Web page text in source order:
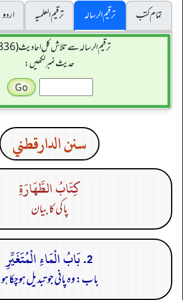
تمام کتب
ترقیم الرسالہ ترقیم العلمیہ
اردو
ترقیم الرسالہ سے تلاش کل احادیث (4836)
حدیث نمبر لکھیں:
سنن الدارقطني
كِتَابُ الطَّهَارَةِ
پاکی کا بیان
2. بَابُ الْمَاءِ الْمُتَغَيِّرِ
باب: وہ پانی جو تبدیل ہوچکا ہو